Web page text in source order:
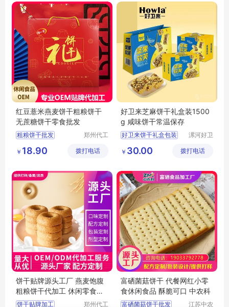
红豆薏米燕麦饼干粗粮饼干
无蔗糖饼干零食批发
粗粮饼干批发
粗粮饼干OEM
无蔗糖饼干批发
郑州代工
技有限公
￥ 18.90 拨打电话
好卫来芝麻饼干礼盒装1500
g 咸味饼干常温保存
好卫来饼干礼盒包装
芝麻饼干
漯河好卫
限公司
￥ 30.00 拨打电话
饼干贴牌源头工厂 燕麦饱腹
粗粮饼干代加工 休闲零食休
闲食品OEM贴牌代加工
饼干贴牌加工 郑州代工
富硒菌菇饼干 代餐网红小零
食休闲食品 酥脆可口 中农科
富硒菌菇饼干批发 江苏中农